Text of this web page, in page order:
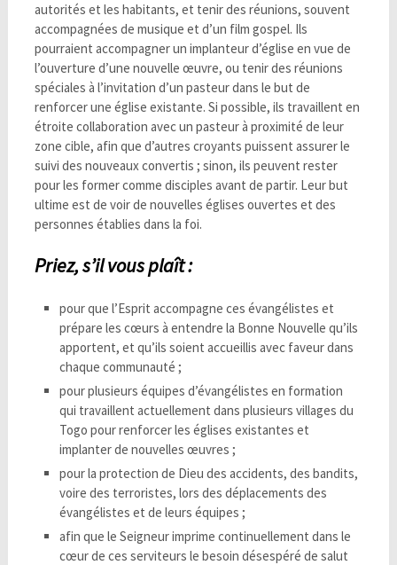
autorités et les habitants, et tenir des réunions, souvent
accompagnées de musique et d’un film gospel. Ils
pourraient accompagner un implanteur d’église en vue de
l’ouverture d’une nouvelle œuvre, ou tenir des réunions
spéciales à l’invitation d’un pasteur dans le but de
renforcer une église existante. Si possible, ils travaillent en
étroite collaboration avec un pasteur à proximité de leur
zone cible, afin que d’autres croyants puissent assurer le
suivi des nouveaux convertis ; sinon, ils peuvent rester
pour les former comme disciples avant de partir. Leur but
ultime est de voir de nouvelles églises ouvertes et des
personnes établies dans la foi.
Priez,s’il vous plaît :
pour que l’Esprit accompagne ces évangélistes et
prépare les cœurs à entendre la Bonne Nouvelle qu’ils
apportent, et qu’ils soient accueillis avec faveur dans
chaque communauté ;
pour plusieurs équipes d’évangélistes en formation
qui travaillent actuellement dans plusieurs villages du
Togo pour renforcer les églises existantes et
implanter de nouvelles œuvres ;
pour la protection de Dieu des accidents, des bandits,
voire des terroristes, lors des déplacements des
évangélistes et de leurs équipes ;
afin que le Seigneur imprime continuellement dans le
cœur de ces serviteurs le besoin désespéré de salut